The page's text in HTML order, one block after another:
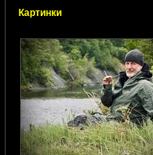
Картинки